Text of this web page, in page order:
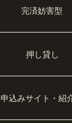
完済妨害型
押し貸し
申込みサイト・紹